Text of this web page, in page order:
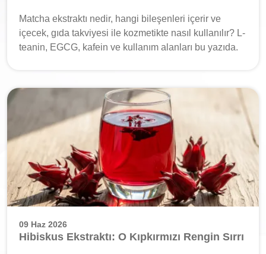
Matcha ekstraktı nedir, hangi bileşenleri içerir ve
içecek, gıda takviyesi ile kozmetikte nasıl kullanılır? L-
teanin, EGCG, kafein ve kullanım alanları bu yazıda.
09 Haz 2026
Hibiskus Ekstraktı: O Kıpkırmızı Rengin Sırrı